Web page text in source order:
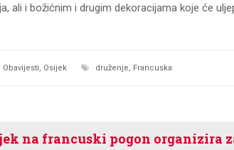
ali i božićnim i drugim dekoracijama koje će
Obavijesti, Osijek druženje, Francuska
na francuski pogon organizira